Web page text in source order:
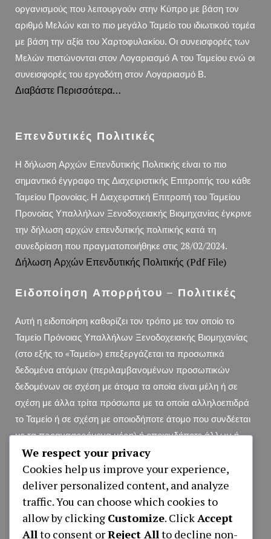
οργανισμούς που λειτουργούν στην Κύπρο με βάση τον
αριθμό Μελών και το πιο μεγάλο Ταμείο του ιδιωτικού τομέα
με βάση την αξία του Χαρτοφυλακίου. Οι συνεισφορές των
Μελών πιστώνονται στον Λογαριασμό Α του Ταμείου ενώ οι
συνεισφορές του εργοδότη στον Λογαριασμό Β.
Διαβάστε Περισσότερα…
Επενδυτικές Πολιτικές
Η δήλωση Αρχών Επενδυτικής Πολιτικής είναι το πιο
σημαντικό έγγραφο της Διαχειριστικής Επιτροπής του κάθε
Ταμείου Προνοίας. Η Διαχειρστική Επιτροπή του Ταμείου
Προνοίας Υπαλλήλων Ξενοδοχειακής Βιομηχανίας έγκρινε
την δήλωση αρχών επενδυτικής πολιτικής κατά τη
συνεδρίαση που πραγματοποιήθηκε στις 28/02/2024.
Δήλωση Αρχών Επενδυτικής Πολιτικής (pdf File)
Ειδοποίηση Απορρήτου – Πολιτικές
Αυτή η ειδοποίηση καθορίζει τον τρόπο με τον οποίο το
Ταμείο Πρόνοιας Υπαλλήλων Ξενοδοχειακής Βιομηχανίας
(στο εξής το «Ταμείο») επεξεργάζεται τα προσωπικά
δεδομένα ατόμων (περιλαμβανομένων προσωπικών
δεδομένων σε σχέση με άτομα τα οποία είναι μέλη ή σε
σχέση με άλλα τρίτα πρόσωπα με τα οποία αλληλοεπιδρά
το Ταμείο ή σε σχέση με οποιοδήποτε άτομο που συνδέεται
με τα προαναφερόμενα μέρη) ή οποιονδήποτε άλλων ή
διαφορετικά.
Ειδοποίηση Απορρήτου (pdf File)
Αιτήσεις
We respect your privacy
Cookies help us improve your experience,
deliver personalized content, and analyze
traffic. You can choose which cookies to
allow by clicking Customize. Click Accept
All to consent orReject All to decline non-